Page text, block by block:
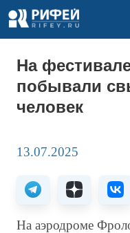
На
побывали
человек
13.07.2025
На аэродроме